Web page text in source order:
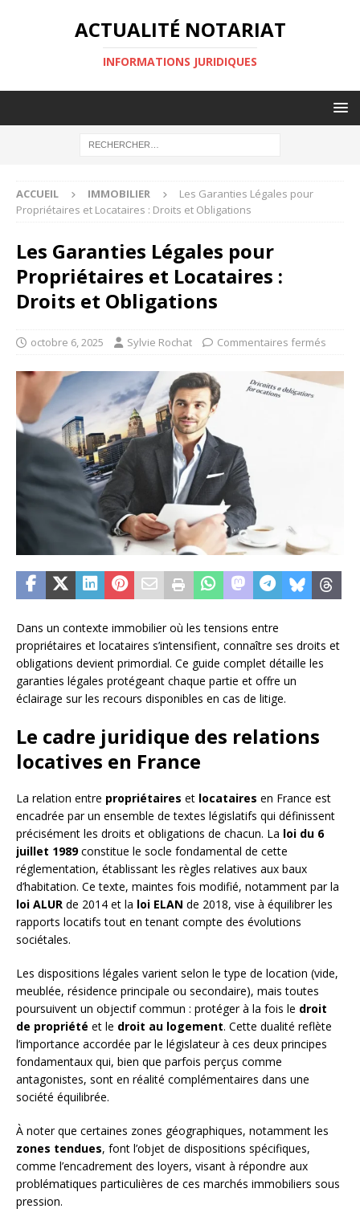
ACTUALITÉ NOTARIAT
INFORMATIONS JURIDIQUES
ACCUEIL IMMOBILIER
Les Garanties Légales pour
Propriétaires et Locataires : Droits et Obligations
Les Garanties Légales pour
Propriétaires et Locataires :
Droits et Obligations
octobre 6, 2025 Sylvie Rochat Commentaires fermés
Dans un contexte immobilier où les tensions entre
propriétaires et locataires s’intensifient, connaître ses droits et
obligations devient primordial. Ce guide complet détaille les
garanties légales protégeant chaque partie et offre un
éclairage sur les recours disponibles en cas de litige.
Le cadre juridique des relations
locatives en France
La relation entre propriétaires et locataires en France est
encadrée par un ensemble de textes législatifs qui définissent
précisément les droits et obligations de chacun. La loi du 6
juillet 1989constitue le socle fondamental de cette
réglementation, établissant les règles relatives aux baux
d’habitation. Ce texte, maintes fois modifié, notamment par la
loi ALUR de 2014 et la loi ELAN de 2018, vise à équilibrer les
rapports locatifs tout en tenant compte des évolutions
sociétales.
Les dispositions légales varient selon le type de location (vide,
meublée, résidence principale ou secondaire), mais toutes
poursuivent un objectif commun : protéger à la fois le droit
de propriété et le droit au logement. Cette dualité reflète
l’importance accordée par le législateur à ces deux principes
fondamentaux qui, bien que parfois perçus comme
antagonistes, sont en réalité complémentaires dans une
société équilibrée.
À noter que certaines zones géographiques, notamment les
zones tendues, font l’objet de dispositions spécifiques,
comme l’encadrement des loyers, visant à répondre aux
problématiques particulières de ces marchés immobiliers sous
pression.